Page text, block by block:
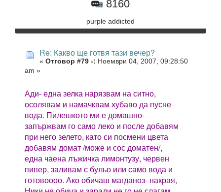
8160
purple addicted
Re: Какво ще готвя тази вечер?
« Отговор #79 -: Ноември 04, 2007, 09:28:50
am »
Ади- една зелка нарязвам на ситно,
осолявам и намачквам хубаво да пусне
вода. Пилешкото ми е домашно-
запържвам го само леко и после добавям
при него зелето, като си посмени цвета
добавям домат /може и сос доматен/,
една чаена лъжичка лимонтузу, червен
пипер, заливам с бульо или само вода и
готовоооо. Ако обичаш магданоз- накрая,